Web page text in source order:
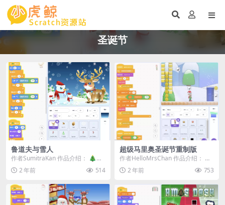
圣诞节
鲁道夫与雪人
作者SumitraKan 作品介绍： 🎄
《鲁道夫与雪人》是一部简短但充
满节日氛...
2 年前 514
超级马里奥圣诞节重制版
作者HelloMrsChan 作品介绍： 🎅
欢迎来到《超级马里奥圣诞节重制
版》...2 年前 753